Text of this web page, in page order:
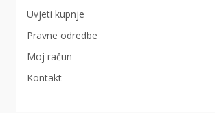
Uvjeti kupnje
Pravne odredbe
Moj račun
Kontakt